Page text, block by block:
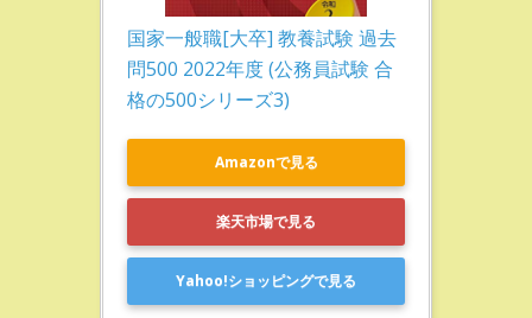
国家一般職[大卒] 教養試験 過去
問500 2022年度 (公務員試験 合
格の500シリーズ3)
Amazonで見る
楽天市場で見る
Yahoo!ショッピングで見る